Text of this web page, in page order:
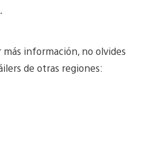
información, no olvides
de otras regiones: